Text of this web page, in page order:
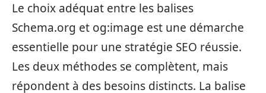
Le choix adéquat entre les balises
Schema.org et og:image est une démarche
essentielle pour une stratégie SEO réussie.
Les deux méthodes se complètent, mais
répondent à des besoins distincts. La balise